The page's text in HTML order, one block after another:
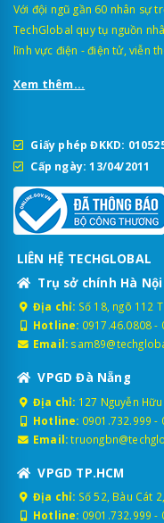
Với đội ngũ gần 60 nhân sự
TechGlobal quy tụ nguồn
lĩnh vực điện - điện tử, viễn
Xem thêm...
Giấy phép ĐKKD:
Cấp ngày: 13/04/2011
LIÊN HỆ TECHGLOBAL
Trụ sở chính Hà Nội
Địa chỉ: Số 18, ngõ 112
Hotline: 0917.46.0808-
Email:
VPGD Đà Nẵng
Địa chỉ: 127 Nguyễn
Hotline: 0901.732.999 -
Email:
VPGD TP.HCM
Địa chỉ: Số 52, Bàu Cát
Hotline: 0901.732.999 -